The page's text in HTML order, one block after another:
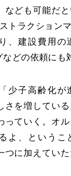
なども可能だ
トラクション
、建設費用の
どの依頼にも
少子高齢化が
さを増してい
っていく。オ
よ、というこ
つに加えてい